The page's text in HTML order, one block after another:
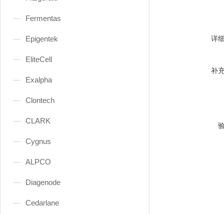
Fermentas
Epigentek
EliteCell
Exalpha
Clontech
CLARK
Cygnus
ALPCO
Diagenode
Cedarlane
详
补